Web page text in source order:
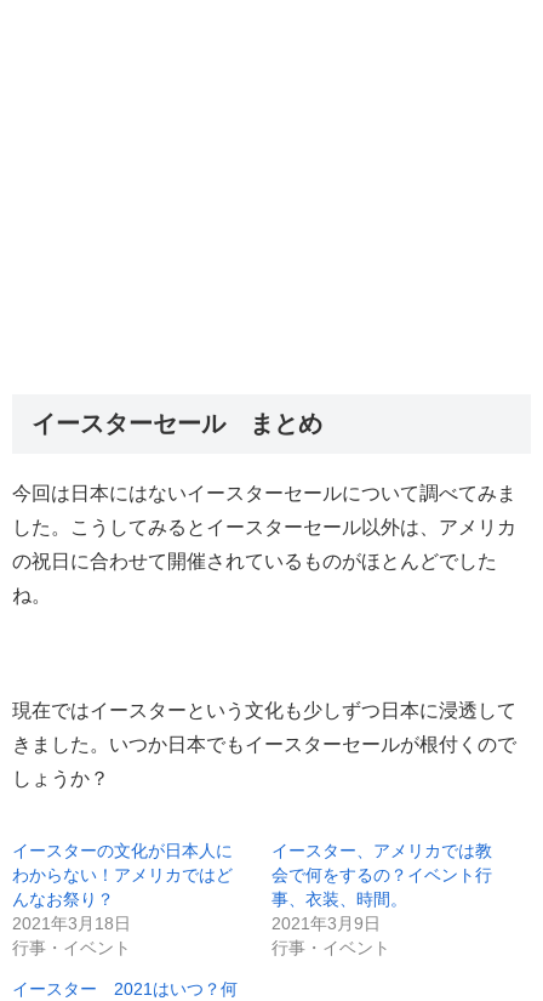
イースターセール まとめ
今回は日本にはないイースターセールについて調べてみま
した。こうしてみるとイースターセール以外は、アメリカ
の祝日に合わせて開催されているものがほとんどでした
ね。
現在ではイースターという文化も少しずつ日本に浸透して
きました。いつか日本でもイースターセールが根付くので
しょうか？
イースターの文化が日本人に
わからない！アメリカではど
んなお祭り？
2021年3月18日
行事・イベント
イースター、アメリカでは教
会で何をするの？イベント行
事、衣装、時間。
2021年3月9日
行事・イベント
イースター 2021はいつ？何